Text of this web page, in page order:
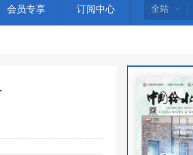
会员专享 订阅中心